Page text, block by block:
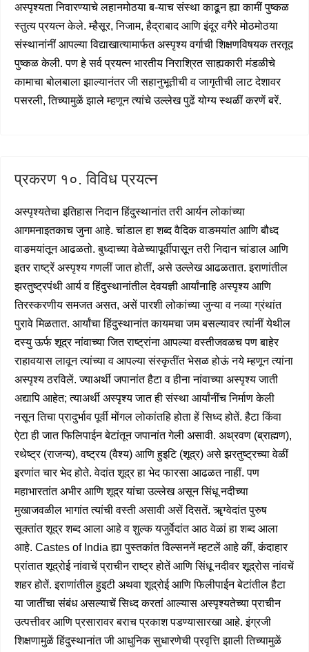
अस्पृश्यता निवारण्याचे लहानमोठया ब-याच संस्था काढून ह्या कामीं पुष्कळ
स्तुत्य प्रयत्न केले. म्हैसूर, निजाम, हैद्राबाद आणि इंदूर वगैरे मोठमोठया
संस्थानांनीं आपल्या विद्याखात्यामार्फत अस्पृश्य वर्गाची शिक्षणविषयक तरतूद
पुष्कळ केली. पण हे सर्व प्रयत्न भारतीय निराश्रित साह्यकारी मंडळीचे
कामाचा बोलबाला झाल्यानंतर जी सहानुभूतीची व जागृतीची लाट देशावर
पसरली, तिच्यामुळें झाले म्हणून त्यांचे उल्लेख पुढें योग्य स्थळीं करणें बरें.
प्रकरण १०. विविध प्रयत्न
अस्पृश्यतेचा इतिहास निदान हिंदुस्थानांत तरी आर्यन लोकांच्या
आगमनाइतकाच जुना आहे. चांडाल हा शब्द वैदिक वाङमयांत आणि बौध्द
वाङमयांतून आढळतो. बुध्दाच्या वेळेच्यापूर्वीपासून तरी निदान चांडाल आणि
इतर राष्ट्रें अस्पृश्य गणलीं जात होतीं, असे उल्लेख आढळतात. इराणांतील
झरतुष्ट्रपंथी आर्य व हिंदुस्थानांतील देवयज्ञी आर्यांनाहि अस्पृश्य आणि
तिरस्करणीय समजत असत, असें पारशी लोकांच्या जुन्या व नव्या ग्रंथांत
पुरावे मिळतात. आर्यांचा हिंदुस्थानांत कायमचा जम बसल्यावर त्यांनीं येथील
दस्यु ऊर्फ शूद्र नांवाच्या जित राष्ट्रांना आपल्या वस्तीजवळच पण बाहेर
राहावयास लावून त्यांच्या व आपल्या संस्कृतींत भेसळ होऊं नये म्हणून त्यांना
अस्पृश्य ठरविलें. ज्याअर्थी जपानांत हैटा व हीना नांवाच्या अस्पृश्य जाती
अद्यापि आहेत; त्याअर्थी अस्पृश्य जात ही संस्था आर्यांनींच निर्माण केली
नसून तिचा प्रादुर्भाव पूर्वी मोंगल लोकांतहि होता हें सिध्द होतें. हैटा किंवा
ऐटा ही जात फिलिपाईन बेटांतून जपानांत गेली असावी. अथ्रवण (ब्राह्मण),
रथेष्ट्र (राजन्य), वष्ट्रय (वैश्य) आणि हुइटि (शूद्र) असे झरतुष्ट्रच्या वेळीं
इरणांत चार भेद होते. वेदांत शूद्र हा भेद फारसा आढळत नाहीं. पण
महाभारतांत अभीर आणि शूद्र यांचा उल्लेख असून सिंधू नदीच्या
मुखाजवळील भागांत त्यांची वस्ती असावी असें दिसतें. ॠग्वेदांत पुरुष
सूक्तांत शूद्र शब्द आला आहे व शुल्क यजुर्वेदांत आठ वेळां हा शब्द आला
आहे. Castes of India ह्या पुस्तकांत विल्सननें म्हटलें आहे कीं, कंदाहार
प्रांतात शूद्रोई नांवाचें प्राचीन राष्ट्र होतें आणि सिंधू नदीवर शूद्रोस नांवचें
शहर होतें. इराणांतील हुइटी अथवा शूद्रोई आणि फिलीपाईन बेटांतील हैटा
या जातींचा संबंध असल्याचें सिध्द करतां आल्यास अस्पृश्यतेच्या प्राचीन
उत्पत्तीवर आणि प्रसारावर बराच प्रकाश पडण्यासारखा आहे. इंग्रजी
शिक्षणामुळें हिंदुस्थानांत जी आधुनिक सुधारणेची प्रवृत्ति झाली तिच्यामुळें